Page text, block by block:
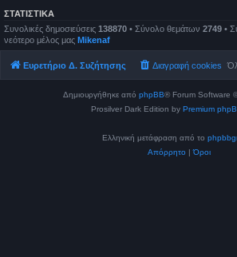
ΣΤΑΤΙΣΤΙΚΆ
Συνολικές δημοσιεύσεις 138870 • Σύνολο θεμάτων 2749 •
νεότερο μέλος μας Mikenaf
Ευρετήριο Δ. Συζήτησης Διαγραφή cookies
Δημιουργήθηκε από phpBB® Forum Software
Prosilver Dark Edition by Premium
Ελληνική μετάφραση από το
Απόρρητο |Όροι